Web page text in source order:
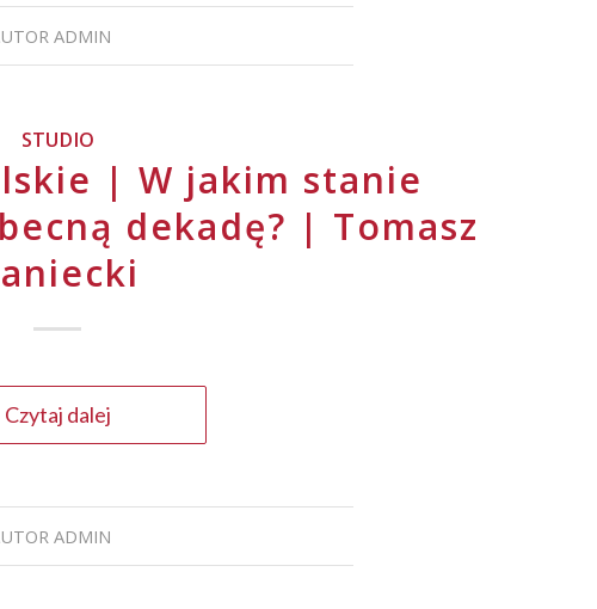
ADMIN
STUDIO
| W jakim stanie
dekadę? | Tomasz
Czytaj dalej
ADMIN